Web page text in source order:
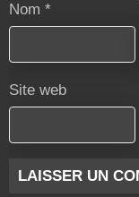
Nom *
Site web